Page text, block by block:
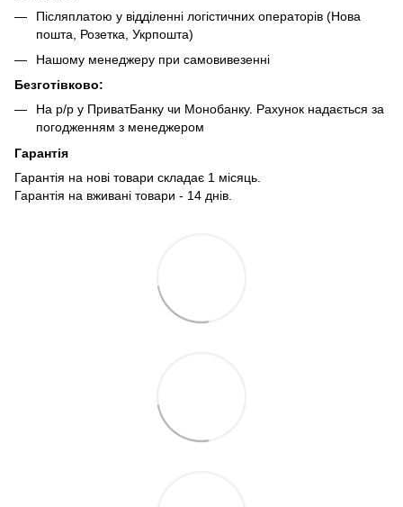
Післяплатою у відділенні логістичних операторів (Нова
пошта, Розетка, Укрпошта)
Нашому менеджеру при самовивезенні
Безготівково:
На р/р у ПриватБанку чи Монобанку. Рахунок надається за
погодженням з менеджером
Гарантія
Гарантія на нові товари складає 1 місяць.
Гарантія на вживані товари - 14 днів.